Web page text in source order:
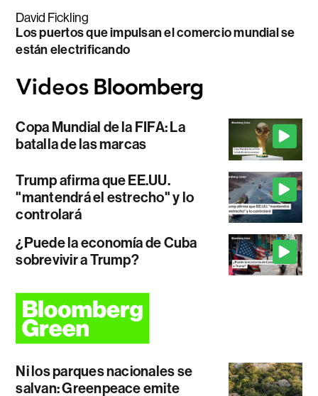
David Fickling
Los puertos que impulsan el comercio mundial se
están electrificando
Copa Mundial de la FIFA: La
batalla de las marcas
Trump afirma que EE.UU.
"mantendrá el estrecho" y lo
controlará
¿Puede la economía de Cuba
sobrevivir a Trump?
Ni los parques nacionales se
salvan: Greenpeace emite